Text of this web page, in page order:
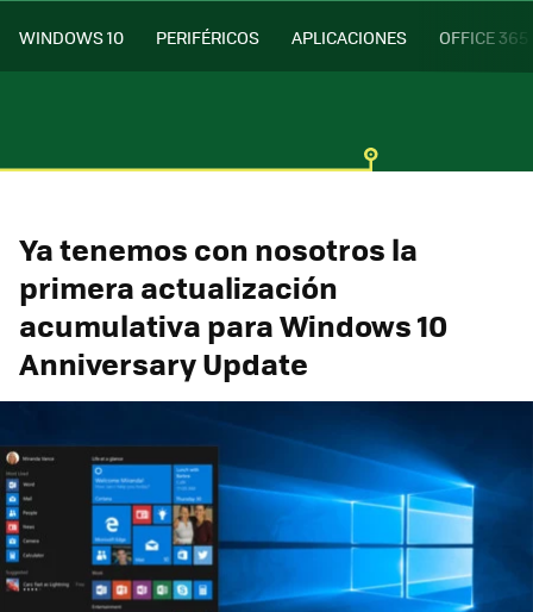
WINDOWS 10 PERIFÉRICOS APLICACIONES OFFICE 365
Ya tenemos con nosotros la
primera actualización
acumulativa para Windows 10
Anniversary Update